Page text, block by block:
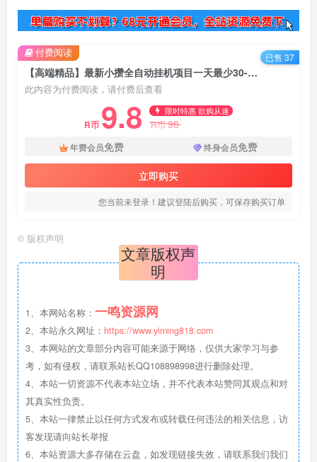
【高端精品】最新小攒全自动挂机项目一天最少30-70+【挂机脚本+操作教程】
此内容为付费阅读，请付费后查看
R币 9.8 限时特惠 欲购从速
R币98
年费会员免费 终身会员免费
立即购买
您当前未登录！建议登陆后购买，可保存购买订单
付费阅读 已售 37
© 版权声明
文章版权声
明
1、本网站名称： 一鸣资源网
2、本站永久网址： https://www.yiming818.com
3、本网站的文章部分内容可能来源于网络，仅供大家学习与参
考，如有侵权，请联系站长QQ108898998进行删除处理。
4、本站一切资源不代表本站立场，并不代表本站赞同其观点和对
其真实性负责。
5、本站一律禁止以任何方式发布或转载任何违法的相关信息，访
客发现请向站长举报
6、本站资源大多存储在云盘，如发现链接失效，请联系我们我们